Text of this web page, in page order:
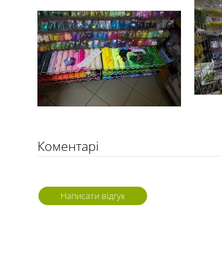
Коментарі
Написати відгук